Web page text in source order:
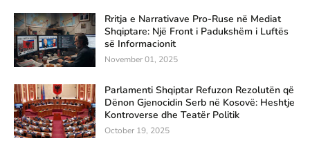
Rritja e Narrativave Pro-Ruse në Mediat
Shqiptare: Një Front i Padukshëm i Luftës
së Informacionit
November 01, 2025
Parlamenti Shqiptar Refuzon Rezolutën që
Dënon Gjenocidin Serb në Kosovë: Heshtje
Kontroverse dhe Teatër Politik
October 19, 2025